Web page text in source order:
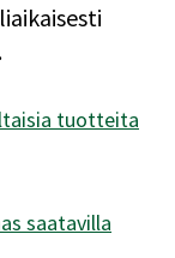
tuotteita
saatavilla